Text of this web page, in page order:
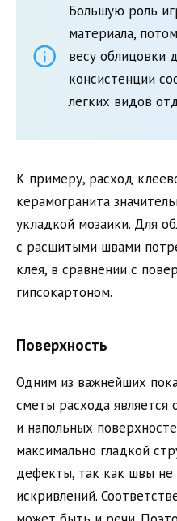
Большую роль
материала,
весу облицовки
консистенции
легких видов
К примеру, расход
керамогранита
укладкой мозаики. Для
с расшитыми швами
клея, в сравнении с
гипсокартоном.
Поверхность
Одним из важнейших
сметы расхода является
и напольных
максимально гладкой
дефекты, так как швы не
искривлений.